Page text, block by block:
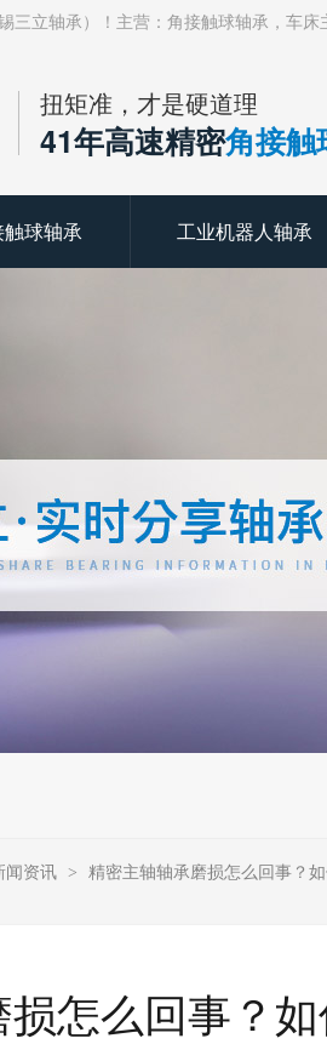
三立轴承）！主营：角接触球轴承，车
扭矩准，才是硬道理
41年高速精密角接触
球轴承 工业机器人轴承
闻资讯 > 精密主轴轴承磨损怎么回事？
怎么回事？如